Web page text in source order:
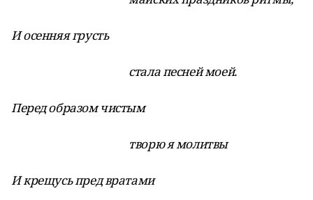
И осенняя грусть
стала песней моей.
Перед образом чистым
творю я молитвы
И крещусь пред вратами